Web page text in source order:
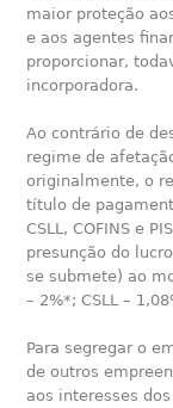
maior proteção
e aos agentes
proporcionar,
incorporadora.
Ao contrário de
regime de
originalmente, o
título de
CSLL, COFINS e
presunção do
se submete) ao
– 2%*; CSLL –
Para segregar o
de outros
aos interesses